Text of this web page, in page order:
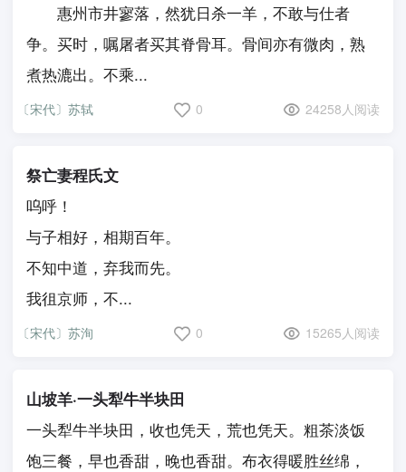
惠州市井寥落，然犹日杀一羊，不敢与仕者
争。买时，嘱屠者买其脊骨耳。骨间亦有微肉，熟
煮热漉出。不乘...
〔宋代〕苏轼 0 24258人阅读
祭亡妻程氏文
呜呼！
与子相好，相期百年。
不知中道，弃我而先。
我徂京师，不...
〔宋代〕苏洵 0 15265人阅读
山坡羊·一头犁牛半块田
一头犁牛半块田，收也凭天，荒也凭天。粗茶淡饭
饱三餐，早也香甜，晚也香甜。布衣得暖胜丝绵，